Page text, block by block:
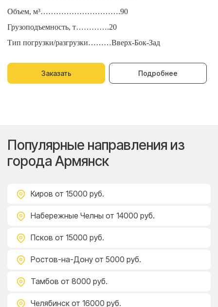
Объем, м³………………………….90
Грузоподъемность, т………….20
Тип погрузки/разгрузки………Вверх-Бок-Зад
Заказать Подробнее
Популярные направления из
города Армянск
Киров от 15000 руб.
Набережные Челны от 14000 руб.
Псков от 15000 руб.
Ростов-на-Дону от 5000 руб.
Тамбов от 8000 руб.
Челябинск от 16000 руб.